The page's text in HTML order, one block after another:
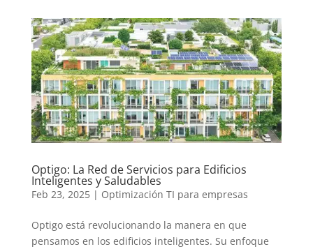
Optigo: La Red de Servicios para Edificios
Inteligentes y Saludables
Feb 23, 2025| Optimización TI para empresas
Optigo está revolucionando la manera en que
pensamos en los edificios inteligentes. Su enfoque